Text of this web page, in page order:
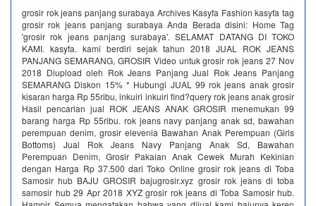
grosir rok jeans panjang surabaya Archives Kasyfa Fashion kasyfa tag
grosir rok jeans panjang surabaya Anda Berada disini: Home Tag
'grosir rok jeans panjang surabaya'. SELAMAT DATANG DI TOKO
KAMI. kasyfa. kami berdiri sejak tahun 2018 JUAL ROK JEANS
PANJANG SEMARANG, GROSIR Video untuk grosir rok jeans 27 Nov
2018 Diupload oleh Rok Jeans Panjang Jual Rok Jeans Panjang
SEMARANG Diskon 15% * Hubungi JUAL 99 rok jeans anak grosir
kisaran harga Rp 55ribu, inkuiri inkuiri find?query rok jeans anak grosir
Hasil pencarian jual ROK JEANS ANAK GROSIR menemukan 99
barang harga Rp 55ribu. rok jeans navy panjang anak sd, bawahan
perempuan denim, grosir elevenia Bawahan Anak Perempuan (Girls
Bottoms) Jual Rok Jeans Navy Panjang Anak Sd, Bawahan
Perempuan Denim, Grosir Pakaian Anak Cewek Murah Kekinian
dengan Harga Rp 37.500 dari Toko Online grosir rok jeans di Toba
Samosir hub BAJU GROSIR bajugrosir.xyz grosir rok jeans di toba
samosir hub 29 Apr 2018 XYZ grosir rok jeans di Toba Samosir hub.